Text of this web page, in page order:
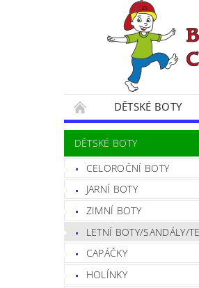
DĚTSKÉ BOTY
SPOKOJENÍ ZÁKAZNÍČCI
POSTUP PŘI VRÁCENÍ
DĚTSKÉ BOTY
CELOROČNÍ BOTY
JARNÍ BOTY
ZIMNÍ BOTY
LETNÍ BOTY/SANDÁLY/
CAPÁČKY
HOLÍNKY